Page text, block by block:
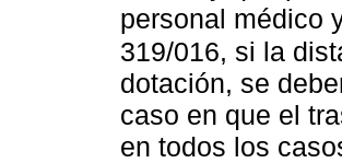
personal médico
319/016, si la
dotación, se
caso en que el
en todos los